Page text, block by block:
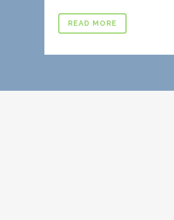
READ MORE